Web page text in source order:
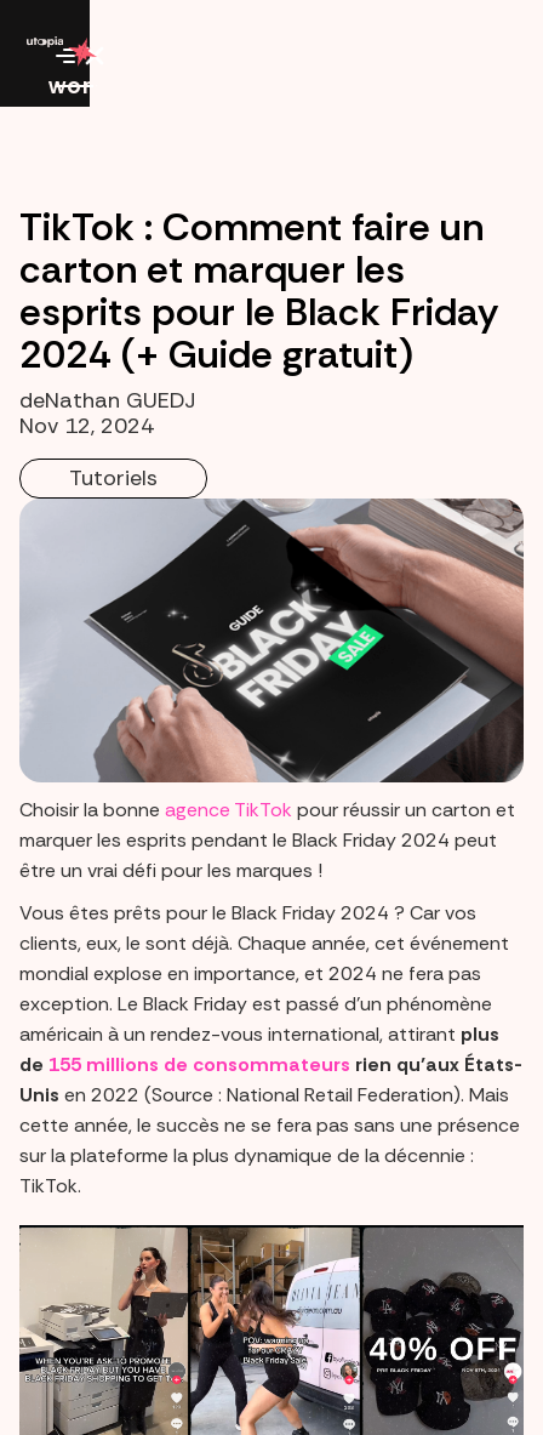
work
TikTok : Comment faire un
carton et marquer les
esprits pour le Black Friday
2024 (+ Guide gratuit)
deNathan GUEDJ
Nov 12, 2024
Tutoriels
Choisir la bonne agence TikTok pour réussir un carton et
marquer les esprits pendant le Black Friday 2024 peut
être un vrai défi pour les marques !
Vous êtes prêts pour le Black Friday 2024 ? Car vos
clients, eux, le sont déjà. Chaque année, cet événement
mondial explose en importance, et 2024 ne fera pas
exception. Le Black Friday est passé d’un phénomène
américain à un rendez-vous international, attirant plus
de 155 millions de consommateurs rien qu’aux États-
Unis en 2022 (Source : National Retail Federation). Mais
cette année, le succès ne se fera pas sans une présence
sur la plateforme la plus dynamique de la décennie :
TikTok.